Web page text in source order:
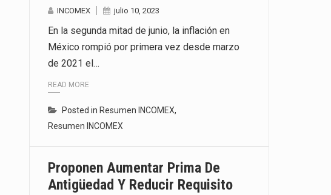
Las métricas tradicionales de los parques
El superávit comercial de México con
El Gobierno de Estados Unidos ha procesado
INCOMEX julio 10, 2023
En la segunda mitad de junio, la inflación en
México rompió por primera vez desde marzo
de 2021 el…
READ MORE
Posted in Resumen INCOMEX,
Resumen INCOMEX
Proponen Aumentar Prima De
Antigüedad Y Reducir Requisito